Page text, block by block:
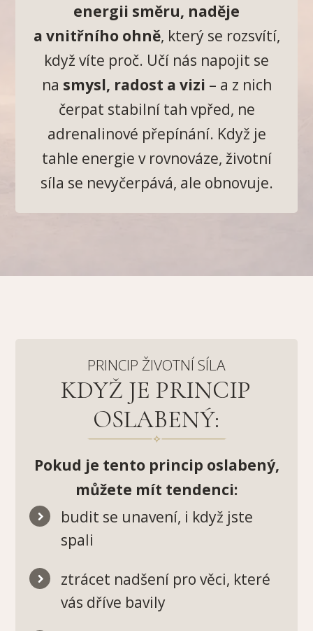
energii směru, naděje
a vnitřního ohně, který se rozsvítí,
když víte proč. Učí nás napojit se
na smysl, radost a vizi – a z nich
čerpat stabilní tah vpřed, ne
adrenalinové přepínání. Když je
tahle energie v rovnováze, životní
síla se nevyčerpává, ale obnovuje.
PRINCIP ŽIVOTNÍ SÍLA
KDYŽ JE PRINCIP
OSLABENÝ:
Pokud je tento princip oslabený,
můžete mít tendenci:
budit se unavení, i když jste
spali
ztrácet nadšení pro věci, které
vás dříve bavily